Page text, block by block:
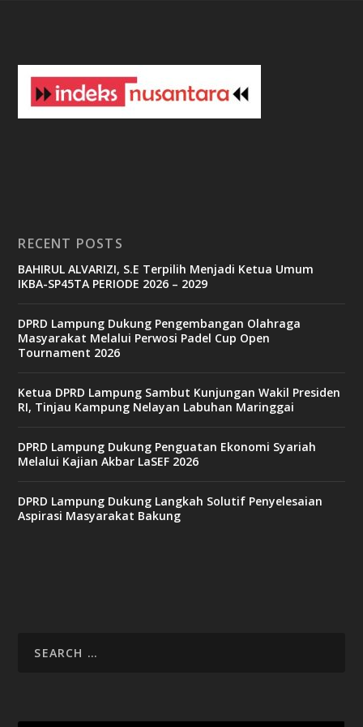
o
b
e
t
e
t
c
a
s
n
o
v
9
c
a
8
i
RECENT POSTS
BAHIRUL ALVARIZI, S.E Terpilih Menjadi Ketua Umum
IKBA-SP45TA PERIODE 2026 – 2029
DPRD Lampung Dukung Pengembangan Olahraga
Masyarakat Melalui Perwosi Padel Cup Open
Tournament 2026
Ketua DPRD Lampung Sambut Kunjungan Wakil Presiden
RI, Tinjau Kampung Nelayan Labuhan Maringgai
DPRD Lampung Dukung Penguatan Ekonomi Syariah
Melalui Kajian Akbar LaSEF 2026
DPRD Lampung Dukung Langkah Solutif Penyelesaian
Aspirasi Masyarakat Bakung